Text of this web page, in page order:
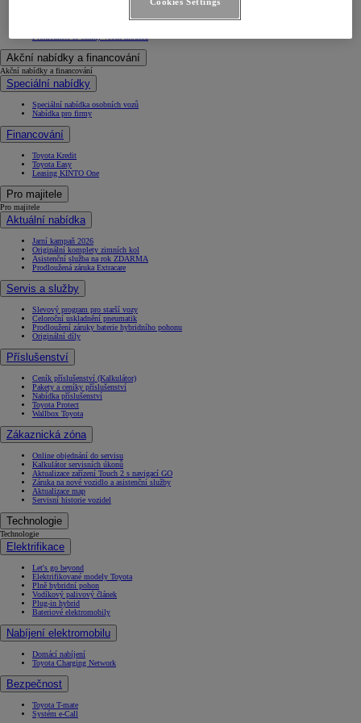
Akční nabídky a financování
Akční nabídky a financování
Speciální nabídky
Speciální nabídka osobních vozů
Nabídka pro firmy
Financování
Toyota Kredit
Toyota Easy
Leasing KINTO One
Pro majitele
Pro majitele
Aktuální nabídka
Jarní kampaň 2026
Originální komplety zimních kol
Asistenční služba na rok ZDARMA
Prodloužená záruka Extracare
Servis a služby
Slevový program pro starší vozy
Celoroční uskladnění pneumatik
Prodloužení záruky baterie hybridního pohonu
Originální díly
Příslušenství
Ceník příslušenství (Kalkulátor)
Pakety a ceníky příslušenství
Nabídka příslušenství
Toyota Protect
Wallbox Toyota
Zákaznická zóna
Online objednání do servisu
Kalkulátor servisních úkonů
Aktualizace zařízení Touch 2 s navigací GO
Záruka na nové vozidlo a asistenční služby
Aktualizace map
Servisní historie vozidel
Technologie
Technologie
Elektrifikace
Let's go beyond
Elektrifikované modely Toyota
Plně hybridní pohon
Vodíkový palivový článek
Plug-in hybrid
Bateriové elektromobily
Nabíjení elektromobilu
Domácí nabíjení
Toyota Charging Network
Bezpečnost
Toyota T-mate
Systém e-Call